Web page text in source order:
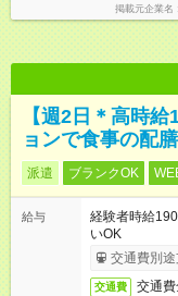
掲載元企業名
【週2日＊高時
ョンで食事の配
派遣 ブランクOK
給与
経験者時給
いOK
交通費別途
交通費 交通